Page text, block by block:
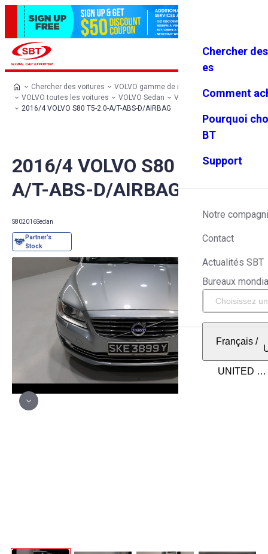
Se connec Favoris Menu
Chercher
es
Comment
Pourquoi
BT
Support
Notre
Contact
Actualités SBT
Bureaux
Français/
Chercher des voitures
VOLVO gamme de modèles
VOLVO toutes les voitures
VOLVO Sedan
VOLVO S80
2016/4 VOLVO S80 T5-2.0-A/T-ABS-D/AIRBAG
2016/4 VOLVO S80 T5-2.0-
A/T-ABS-D/AIRBAG
S802016Sedan